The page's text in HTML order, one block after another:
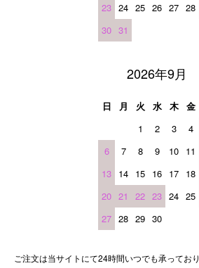
23 24 25 26 27 28
30 31
2026年9月
日 月 火 水 木 金
1
2 3 4
6
7 8 9 10 11
13 14 15 16 17 18
20 21 22 23 24 25
27 28 29 30
ご注文は当サイトにて24時間いつでも承っており